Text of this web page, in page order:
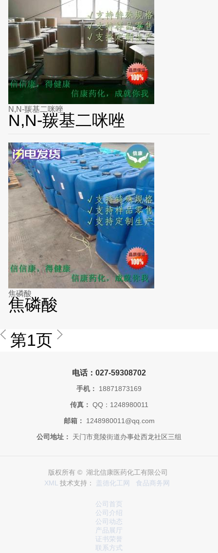
N,N-羰基二咪唑
N,N-羰基二咪唑
焦磷酸
焦磷酸
第1页
电话：027-59308702
手机： 18871873169
传真： QQ：1248980011
邮箱： 1248980011@qq.com
公司地址： 天门市竟陵街道办事处西龙社区三组
版权所有 © 湖北信康医药化工有限公司
XML 技术支持： 盖德化工网 食品商务网
公司首页
公司介绍
公司动态
产品展厅
证书荣誉
联系方式